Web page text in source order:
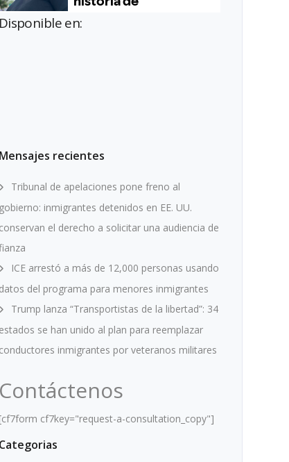
Disponible en:
Mensajes recientes
Tribunal de apelaciones pone freno al
gobierno: inmigrantes detenidos en EE. UU.
conservan el derecho a solicitar una audiencia de
ICE arrestó a más de 12,000 personas usando
datos del programa para menores inmigrantes
Trump lanza “Transportistas de la libertad”: 34
estados se han unido al plan para reemplazar
conductores inmigrantes por veteranos militares
Contáctenos
[cf7form cf7key="request-a-consultation_copy"]
Categorias